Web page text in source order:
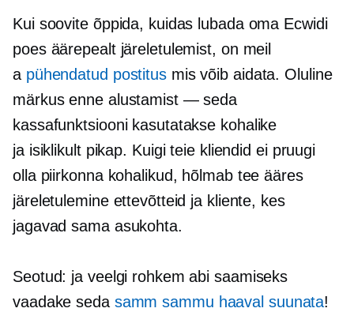
Kui soovite õppida, kuidas lubada oma Ecwidi
poes äärepealt järeletulemist, on meil
a pühendatud postitusmis võib aidata. Oluline
märkus enne alustamist — seda
kassafunktsiooni kasutatakse kohalike
ja isiklikultpikap. Kuigi teie kliendid ei pruugi
olla piirkonna kohalikud, hõlmab tee ääres
järeletulemine ettevõtteid ja kliente, kes
jagavad sama asukohta.
Seotud: ja veelgi rohkem abi saamiseks
vaadake seda samm sammu haaval suunata!